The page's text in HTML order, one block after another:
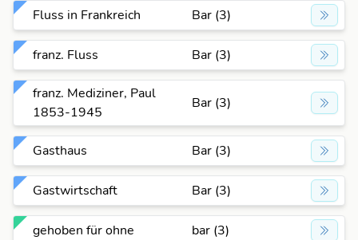
Fluss in Frankreich Bar (3)
franz. Fluss Bar (3)
franz. Mediziner, Paul
1853-1945
Bar (3)
Gasthaus Bar (3)
Gastwirtschaft Bar (3)
gehoben für ohne bar (3)